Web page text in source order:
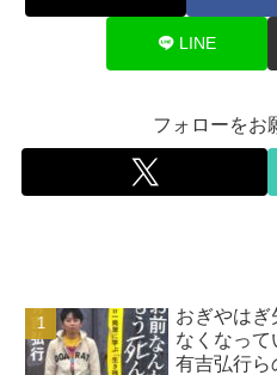
LINE
フォローをお
おぎやは
なくなっ
有吉弘行ら